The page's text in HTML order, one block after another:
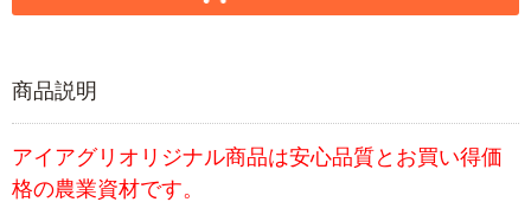
商品説明
アイアグリオリジナル商品は安心品質とお買い得価
格の農業資材です。